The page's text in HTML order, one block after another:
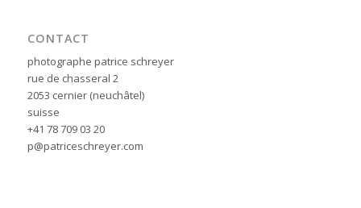
CONTACT
photographe patrice schreyer
rue de chasseral 2
2053 cernier (neuchâtel)
suisse
+41 78 709 03 20
p@patriceschreyer.com